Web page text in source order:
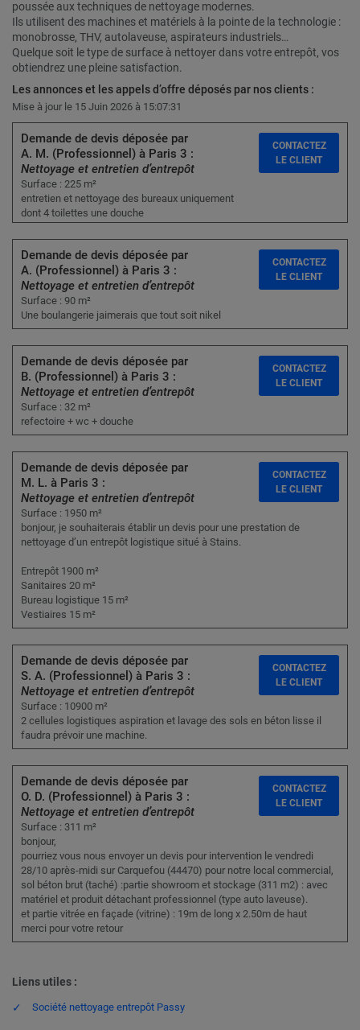
poussée aux techniques de nettoyage modernes.
Ils utilisent des machines et matériels à la pointe de la technologie :
monobrosse, THV, autolaveuse, aspirateurs industriels…
Quelque soit le type de surface à nettoyer dans votre entrepôt, vos
obtiendrez une pleine satisfaction.
Les annonces et les appels d’offre déposés par nos clients :
Mise à jour le 15 Juin 2026 à 15:07:31
Demande de devis déposée par
A. M. (Professionnel) à Paris 3 :
Nettoyage et entretien d’entrepôt
Surface : 225 m²
entretien et nettoyage des bureaux uniquement
dont 4 toilettes une douche
CONTACTEZ
LE CLIENT
Demande de devis déposée par
A. (Professionnel) à Paris 3 :
Nettoyage et entretien d’entrepôt
Surface : 90 m²
Une boulangerie jaimerais que tout soit nikel
CONTACTEZ
LE CLIENT
Demande de devis déposée par
B. (Professionnel) à Paris 3 :
Nettoyage et entretien d’entrepôt
Surface : 32 m²
refectoire + wc + douche
CONTACTEZ
LE CLIENT
Demande de devis déposée par
M. L. à Paris 3 :
Nettoyage et entretien d’entrepôt
Surface : 1950 m²
bonjour, je souhaiterais établir un devis pour une prestation de
nettoyage d’un entrepôt logistique situé à Stains.
Entrepôt 1900 m²
Sanitaires 20 m²
Bureau logistique 15 m²
Vestiaires 15 m²
CONTACTEZ
LE CLIENT
Demande de devis déposée par
S. A. (Professionnel) à Paris 3 :
Nettoyage et entretien d’entrepôt
Surface : 10900 m²
2 cellules logistiques aspiration et lavage des sols en béton lisse il
faudra prévoir une machine.
CONTACTEZ
LE CLIENT
Demande de devis déposée par
O. D. (Professionnel) à Paris 3 :
Nettoyage et entretien d’entrepôt
Surface : 311 m²
bonjour,
pourriez vous nous envoyer un devis pour intervention le vendredi
28/10 après-midi sur Carquefou (44470) pour notre local commercial,
sol béton brut (taché) :partie showroom et stockage (311 m2) : avec
matériel et produit détachant professionnel (type auto laveuse).
et partie vitrée en façade (vitrine) : 19m de long x 2.50m de haut
merci pour votre retour
CONTACTEZ
LE CLIENT
Liens utiles :
Société nettoyage entrepôt Passy